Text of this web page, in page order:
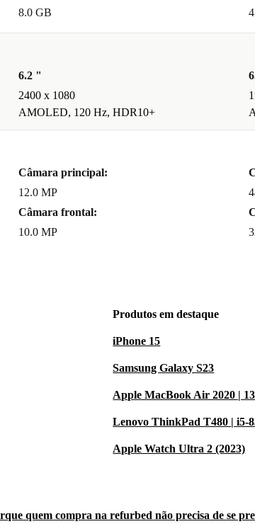
8.0 GB
6.2 "
2400 x 1080
AMOLED, 120 Hz, HDR10+
Câmara principal:
12.0 MP
Câmara frontal:
10.0 MP
Produtos em destaque
iPhone 15
Samsung Galaxy S23
Apple MacBook Air 2020 |
Lenovo ThinkPad T480 | i5-
Apple Watch Ultra 2 (2023)
quem compra na refurbed não precisa de se